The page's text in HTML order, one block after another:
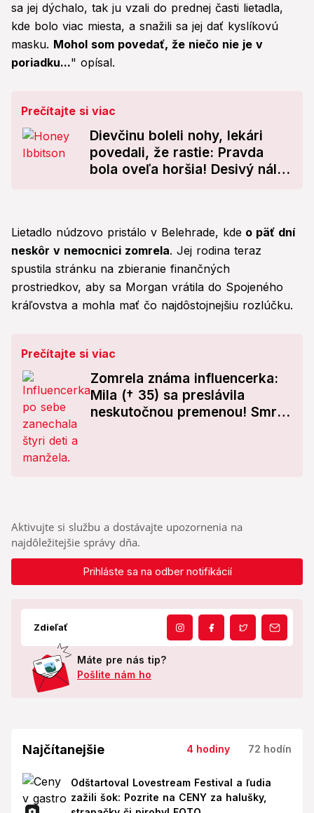
sa jej dýchalo, tak ju vzali do prednej časti lietadla,
kde bolo viac miesta, a snažili sa jej dať kyslíkovú
masku. Mohol som povedať, že niečo nie je v
poriadku..." opísal.
Prečítajte si viac
Dievčinu boleli nohy, lekári
povedali, že rastie: Pravda
bola oveľa horšia! Desivý nález
Lietadlo núdzovo pristálo v Belehrade, kde o päť dní
neskôr v nemocnici zomrela. Jej rodina teraz
spustila stránku na zbieranie finančných
prostriedkov, aby sa Morgan vrátila do Spojeného
kráľovstva a mohla mať čo najdôstojnejšiu rozlúčku.
Prečítajte si viac
Zomrela známa influencerka:
Mila († 35) sa preslávila
neskutočnou premenou! Smrť
Aktivujte si službu a dostávajte upozornenia na
najdôležitejšie správy dňa.
Prihláste sa na odber notifikácií
Zdieľať
Máte pre nás tip?
Pošlite nám ho
Najčítanejšie 4 hodiny 72 hodín
Odštartoval Lovestream Festival a ľudia
zažili šok: Pozrite na CENY za halušky,